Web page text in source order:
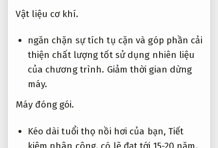
Vật liệu cơ khí.
ngăn chặn sự tích tụ cặn và góp phần cải
thiện chất lượng tốt sử dụng nhiên liệu
của chương trình. Giảm thời gian dừng
máy.
Máy đóng gói.
Kéo dài tuổi thọ nồi hơi của bạn,Tiết
kiệm nhân công. có lẽ đạt tới 15-20 năm.